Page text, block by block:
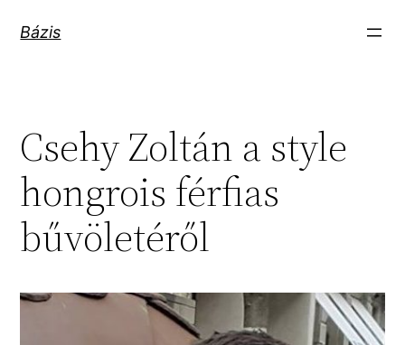
Bázis
Csehy Zoltán a style
hongrois férfias
bűvöletéről